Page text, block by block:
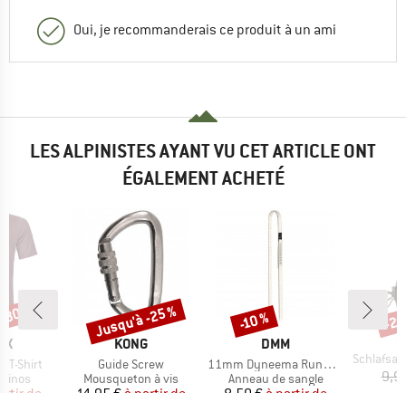
Oui, je recommanderais ce produit à un ami
LES ALPINISTES AYANT VU CET ARTICLE ONT
ÉGALEMENT ACHETÉ
T-Shirt
%
MARQUE
KONG
Article
Guide Screw
Product group
Mousqueton à vis
Remise
Jusqu'à -25 %
MARQUE
DMM
Article
11mm Dyneema Rundschlinge
Product group
Anneau de sangle
Remise
-10 %
Article
Schlafsack-
-